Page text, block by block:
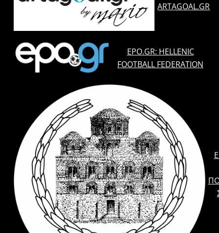
ARTAGOAL.GR
EPO.GR: HELLENIC
FOOTBALL FEDERATION